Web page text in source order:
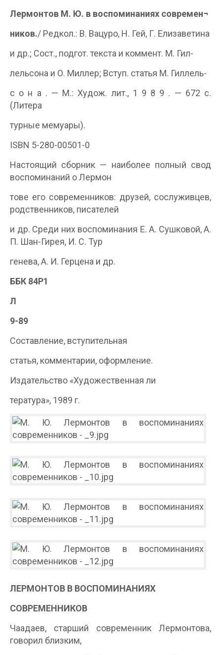
Лермонтов М. Ю. в воспоминаниях современ¬
ников./ Редкол.: В. Вацуро, Н. Гей, Г. Елизаветина
и др.; Сост., подгот. текста и коммент. М. Гил-
лельсона и О. Миллер; Вступ. статья М. Гиллель-
с о н а . — М.: Худож. лит., 1 9 8 9 . — 672 с.
(Литера­
турные мемуары).
ISBN 5-280-00501-0
Настоящий сборник — наиболее полный свод
воспоминаний о Лермон­
тове его современников: друзей, сослуживцев,
родственников, писателей
и др. Среди них воспоминания Е. А. Сушковой, А.
П. Шан-Гирея, И. С. Тур­
генева, А. И. Герцена и др.
ББК 84Р1
Л
9-89
Составление, вступительная
статья, комментарии, оформление.
Издательство «Художественная ли­
тература», 1989 г.
ЛЕРМОНТОВ В ВОСПОМИНАНИЯХ
СОВРЕМЕННИКОВ
Чаадаев, старший современник Лермонтова,
говорил близким,